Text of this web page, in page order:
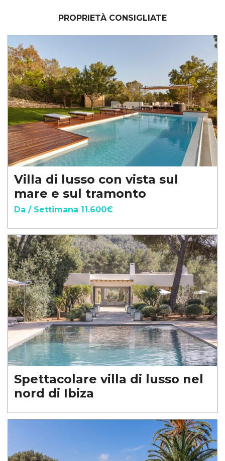
PROPRIETÀ CONSIGLIATE
Villa di lusso con vista sul
mare e sul tramonto
Da / Settimana 11.600€
Spettacolare villa di lusso nel
nord di Ibiza